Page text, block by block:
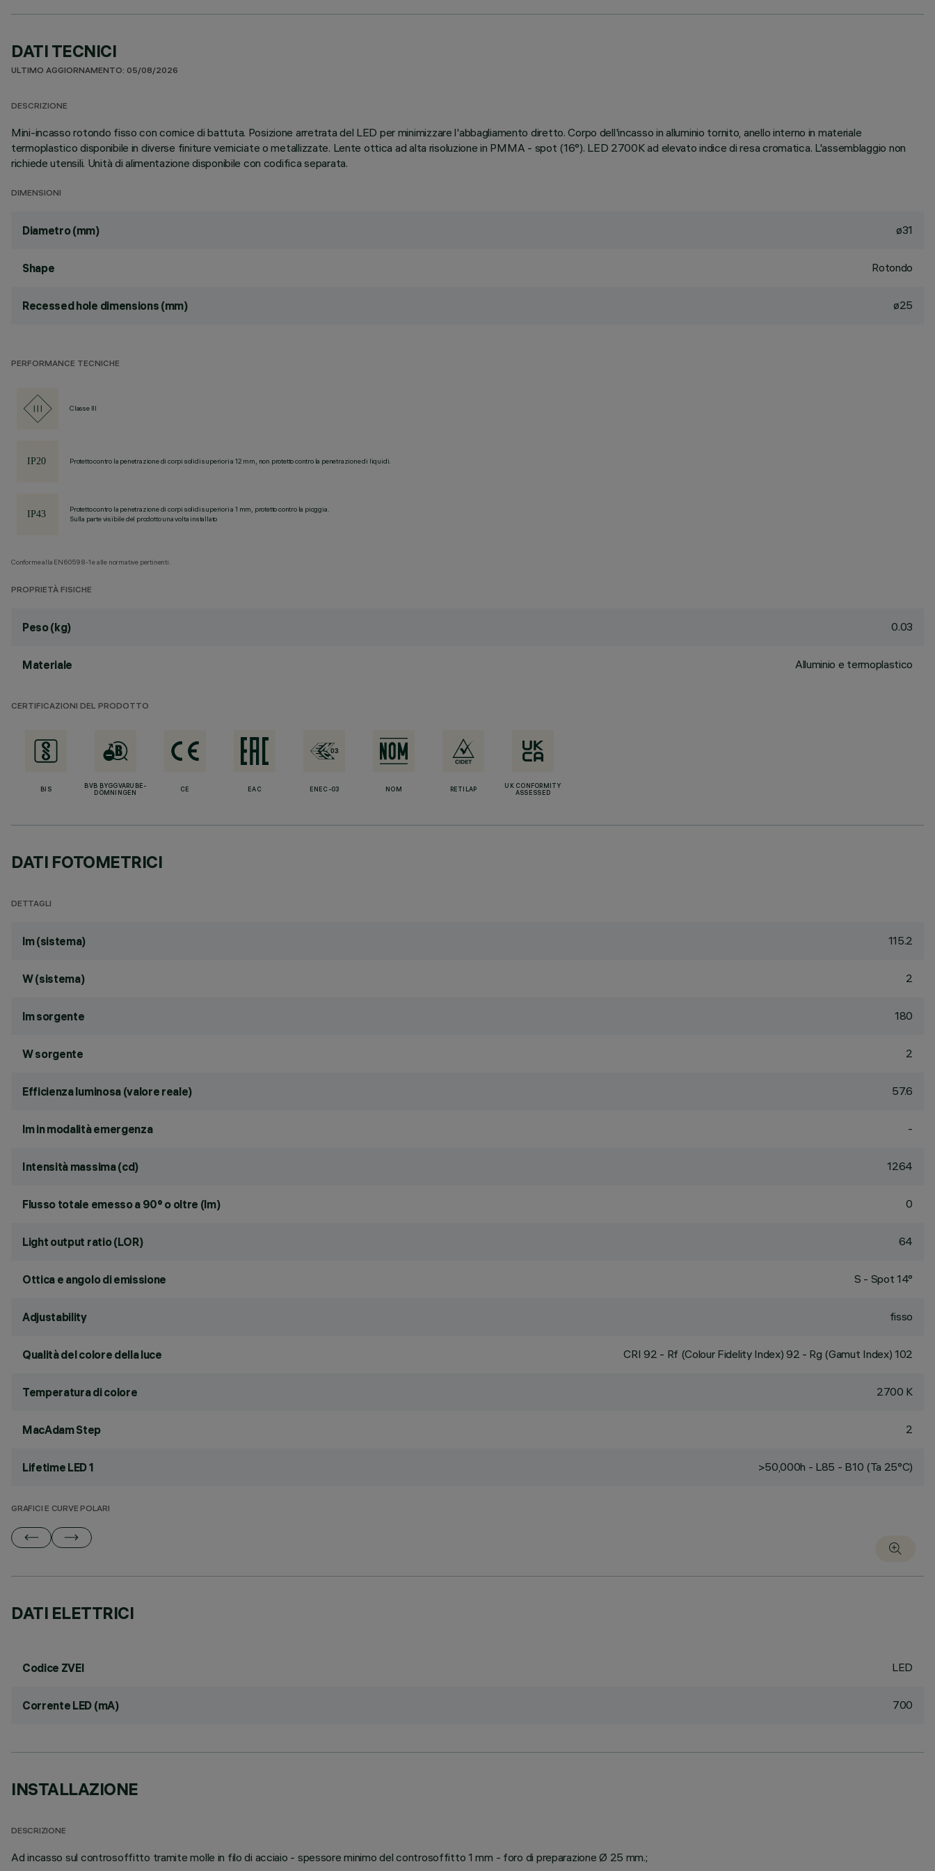
DATI TECNICI
ULTIMO AGGIORNAMENTO: 05/08/2026
DESCRIZIONE
Mini-incasso rotondo fisso con cornice di battuta. Posizione arretrata del LED per minimizzare l'abbagliamento diretto. Corpo dell'incasso in alluminio tornito, anello interno in materiale
termoplastico disponibile in diverse finiture verniciate o metallizzate. Lente ottica ad alta risoluzione in PMMA - spot (16°). LED 2700K ad elevato indice di resa cromatica. L'assemblaggio non
richiede utensili. Unità di alimentazione disponibile con codifica separata.
DIMENSIONI
Diametro (mm) ø31
Shape Rotondo
Recessed hole dimensions (mm) ø25
PERFORMANCE TECNICHE
Classe III
Protetto contro la penetrazione di corpi solidi superiori a 12 mm, non protetto contro la penetrazione di liquidi.
Protetto contro la penetrazione di corpi solidi superiori a 1 mm, protetto contro la pioggia.
Sulla parte visibile del prodotto una volta installato
Conforme alla EN60598-1 e alle normative pertinenti.
PROPRIETÀ FISICHE
Peso (kg) 0.03
Materiale Alluminio e termoplastico
CERTIFICAZIONI DEL PRODOTTO
BIS
BVB BYGGVARUBE-
DÖMNINGEN
CE EAC ENEC-03 NOM RETILAP
UK CONFORMITY
ASSESSED
DATI FOTOMETRICI
DETTAGLI
lm (sistema) 115.2
W (sistema) 2
lm sorgente 180
W sorgente 2
Efficienza luminosa (valore reale) 57.6
lm in modalità emergenza -
Intensità massima (cd) 1264
Flusso totale emesso a 90° o oltre (lm) 0
Light output ratio (LOR) 64
Ottica e angolo di emissione S - Spot 14°
Adjustability fisso
Qualità del colore della luce CRI92 - Rf (Colour Fidelity Index) 92 - Rg (Gamut Index) 102
Temperatura di colore 2700 K
MacAdam Step 2
Lifetime LED 1 >50,000h - L85 - B10 (Ta 25°C)
GRAFICI E CURVE POLARI
DATI ELETTRICI
Codice ZVEI LED
Corrente LED (mA) 700
INSTALLAZIONE
DESCRIZIONE
Ad incasso sul controsoffitto tramite molle in filo di acciaio - spessore minimo del controsoffitto 1 mm - foro di preparazione Ø 25 mm.;